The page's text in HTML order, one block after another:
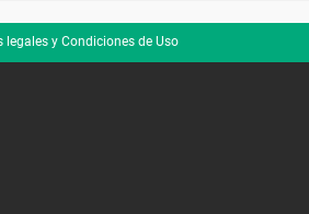
legales y Condiciones de Uso